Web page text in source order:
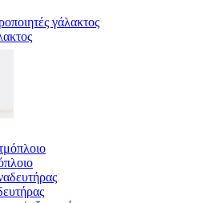
γάλακτος